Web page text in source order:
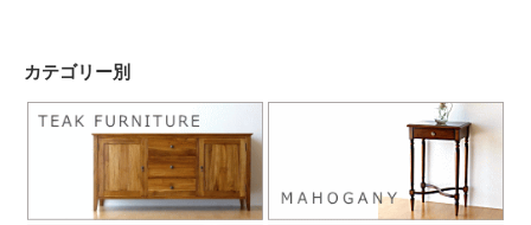
カテゴリー別